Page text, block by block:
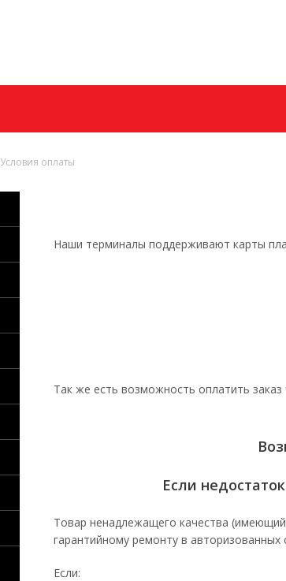
Условия оплаты
Наши терминалы поддерживают карты
Так же есть возможность оплатить заказ
Если
Товар ненадлежащего качества
гарантийному ремонту в авторизованных
Если: